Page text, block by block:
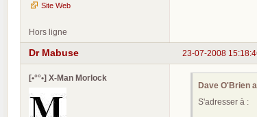
Site Web
Hors ligne
23-07-2008
Dr Mabuse
[•°°•] X-Man Morlock
Dave O'Brien
S'adresser à :